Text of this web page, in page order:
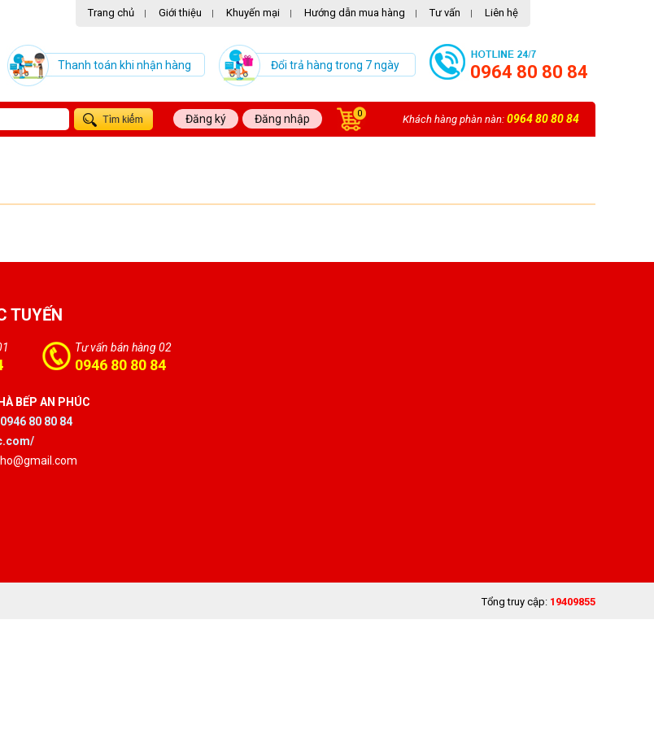
Trang chủ | Giới thiệu | Khuyến mại | Hướng dẫn mua hàng | Tư vấn | Liên hệ
Thanh toán khi nhận hàng Đổi trả hàng trong 7 ngày 0964 80 80 84
Đăng ký Đăng nhập 0 Khách hàng phàn nàn: 0964 80 80 84
TUYẾN
Tư vấn bán hàng 02
0946 80 80 84
BẾP AN PHÚC
0946 80 80 84
Tổng truy cập: 19409855